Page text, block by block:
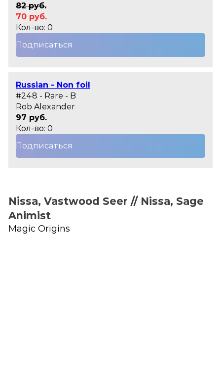
82 руб.
70 руб.
Кол-во: 0
Подписаться
Russian - Non foil
#248 - Rare - B
Rob Alexander
97 руб.
Кол-во: 0
Подписаться
Nissa, Vastwood Seer // Nissa, Sage
Animist
Magic Origins